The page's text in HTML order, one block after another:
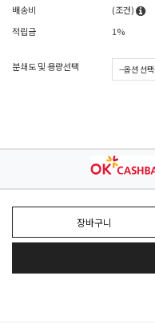
배송비
(조건)
적립금
1%
분쇄도 및 용량선택
장바구니